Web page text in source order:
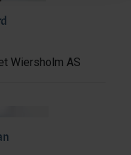
Wiersholm AS